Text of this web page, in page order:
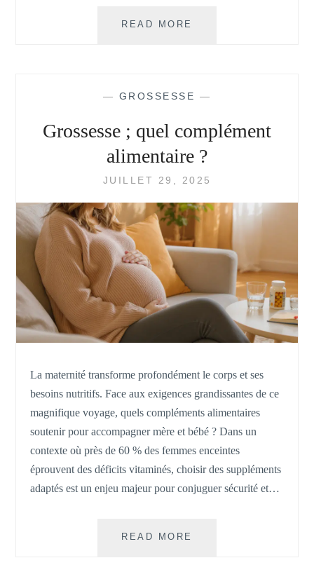
READ MORE
D’ACHETER
BOLA
GROSSESSE
— GROSSESSE —
Grossesse ; quel complément
alimentaire ?
JUILLET 29, 2025
La maternité transforme profondément le corps et ses
besoins nutritifs. Face aux exigences grandissantes de ce
magnifique voyage, quels compléments alimentaires
soutenir pour accompagner mère et bébé ? Dans un
contexte où près de 60 % des femmes enceintes
éprouvent des déficits vitaminés, choisir des suppléments
adaptés est un enjeu majeur pour conjuguer sécurité et…
READ MORE